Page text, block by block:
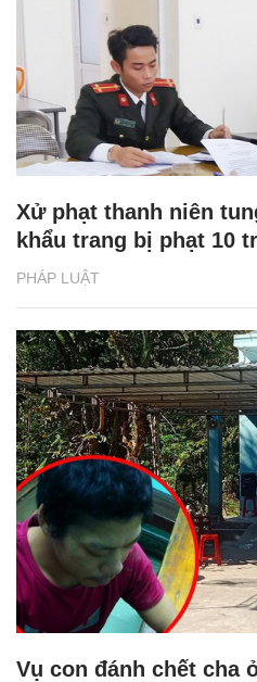
PHÁP LUẬT
Xử phạt thanh niên
khẩu trang bị phạt 10
Vụ con đánh chết cha